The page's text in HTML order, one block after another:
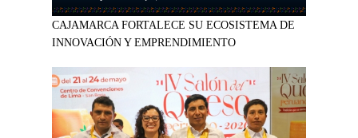
CAJAMARCA FORTALECE SU ECOSISTEMA DE
INNOVACIÓN Y EMPRENDIMIENTO